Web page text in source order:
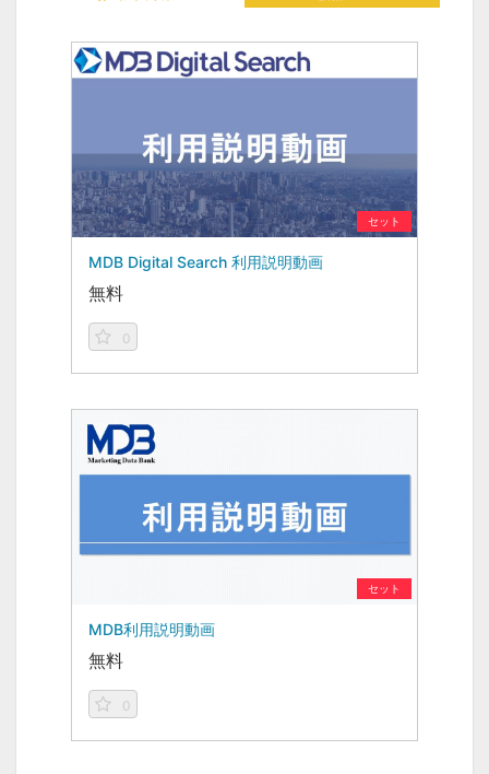
セット
MDB Digital Search 利用説明動画
無料
0
セット
MDB利用説明動画
無料
0